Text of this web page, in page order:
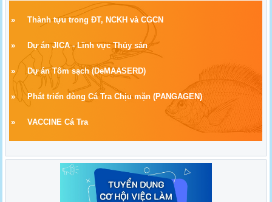
» Thành tựu trong ĐT, NCKH và CGCN
» Dự án JICA - Lĩnh vực Thủy sản
» Dự án Tôm sạch(DeMAASERD)
» Phát triển dòng Cá Tra Chịu mặn (PANGAGEN)
» VACCINE Cá Tra